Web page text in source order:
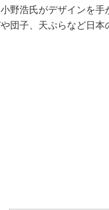
野浩氏がデザインを
団子、天ぷらなど日